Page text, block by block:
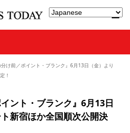
分け前／ポイント・ブランク』6月13日（金）より
！
ント・ブランク』6月13日
ト新宿ほか全国順次公開決